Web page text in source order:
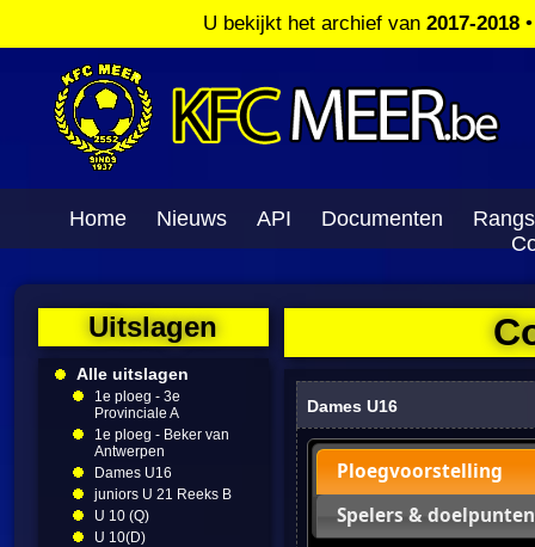
U bekijkt het archief van 2017-2018
Home Nieuws API Documenten
Uitslagen
Alle uitslagen
1e ploeg - 3e
Provinciale A
1e ploeg - Beker van
Antwerpen
Dames U16
juniors U 21 Reeks B
U 10 (Q)
U 10(D)
Dames U16
Ploegvoorstelling
Spelers & doelpunten